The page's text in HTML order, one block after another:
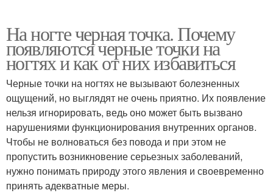
На ногте черная точка. Почему
появляются черные точки на
ногтях и как от них избавиться
Черные точки на ногтях не вызывают болезненных
ощущений, но выглядят не очень приятно. Их появление
нельзя игнорировать, ведь оно может быть вызвано
нарушениями функционирования внутренних органов.
Чтобы не волноваться без повода и при этом не
пропустить возникновение серьезных заболеваний,
нужно понимать природу этого явления и своевременно
принять адекватные меры.